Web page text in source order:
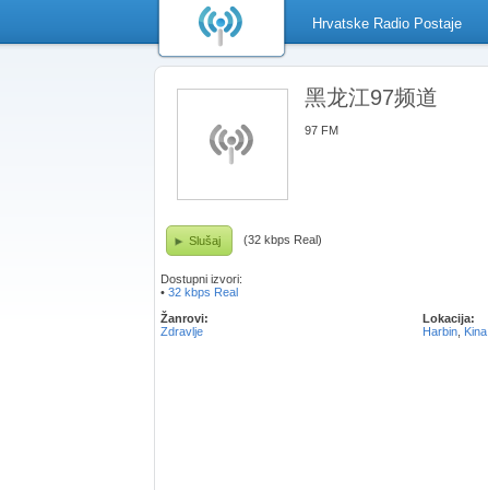
Hrvatske Radio Postaje
黑龙江97频道
97 FM
Slušaj (32 kbps Real)
Dostupni izvori:
• 32 kbps Real
Žanrovi:
Zdravlje
Lokacija:
Harbin Kina